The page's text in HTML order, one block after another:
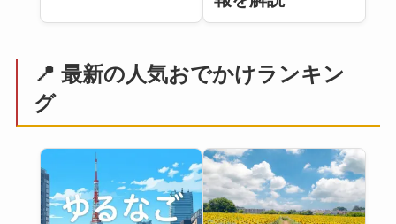
📍 最新の人気おでかけランキン
グ